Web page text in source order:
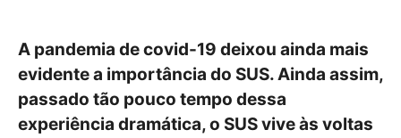
A pandemia de covid-19 deixou ainda mais
evidente a importância do SUS. Ainda assim,
passado tão pouco tempo dessa
experiência dramática, o SUS vive às voltas